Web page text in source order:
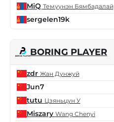
MiQ Темүүнэн Бямбадалай
sergelen19k
BORING PLAYER
zdr Жан Дунжуй
Jun7
tutu Цзяньцун У
Miszary Wang Chenyi